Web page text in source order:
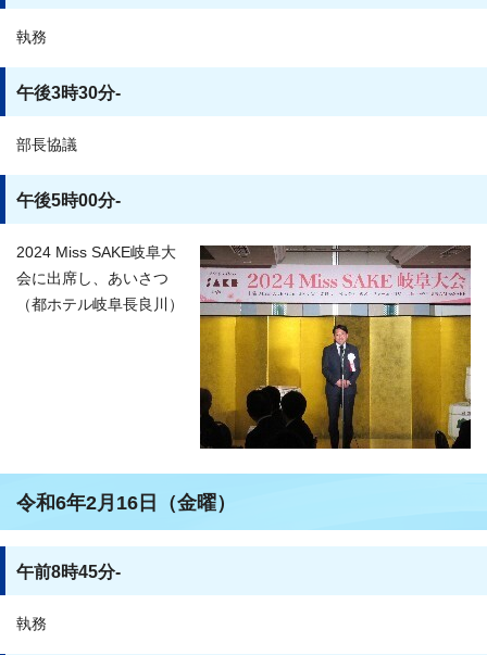
執務
午後3時30分-
部長協議
午後5時00分-
2024 Miss SAKE岐阜大
会に出席し、あいさつ
（都ホテル岐阜長良川）
令和6年2月16日（金曜）
午前8時45分-
執務